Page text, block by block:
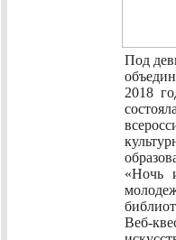
Под
2018
«Ночь